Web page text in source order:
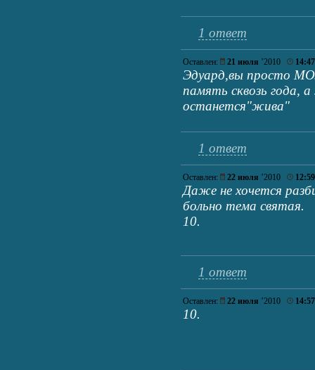
1 ответ
Оставлен: 21 июля ’2010 14:47
Эдуард,вы просто
память сквозь года,
останется"жива"
1 ответ
Оставлен: 22 июля ’2010 12:59
Даже не хочется
больно тема святая.
10.
1 ответ
Оставлен: 22 июля ’2010 14:57
10.